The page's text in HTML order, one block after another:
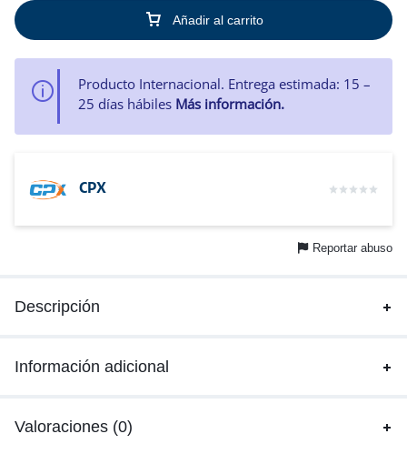
Añadir al carrito
Producto Internacional. Entrega estimada: 15 –
25 días hábiles Más información.
CPX
Reportar abuso
Descripción
Información adicional
Valoraciones (0)